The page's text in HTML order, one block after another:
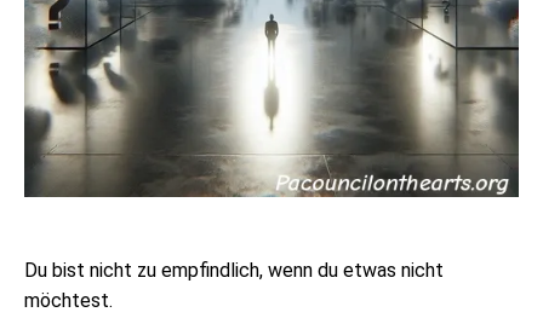
Du bist nicht zu empfindlich, wenn du etwas nicht
möchtest.